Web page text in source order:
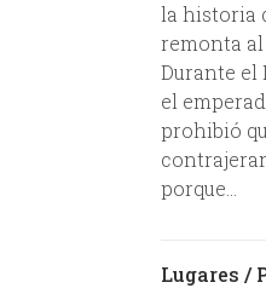
la historia
remonta al
Durante el
el
prohibió
porque...
Lugares /